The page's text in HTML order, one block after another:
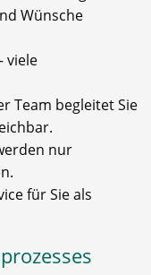
Wünsche
viele
Team begleitet Sie
nur
für Sie als